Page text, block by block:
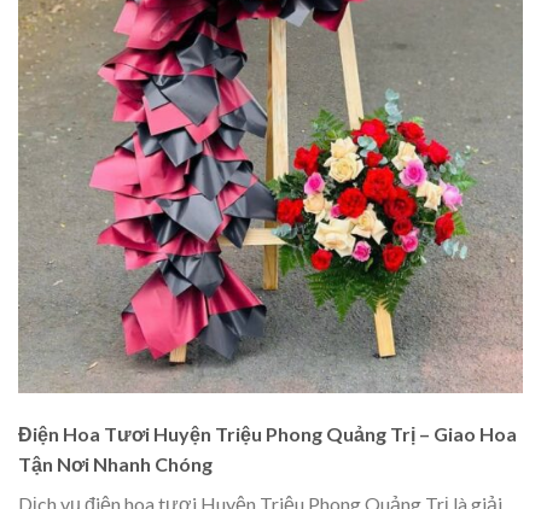
Điện Hoa Tươi Huyện Triệu Phong Quảng Trị – Giao Hoa
Tận Nơi Nhanh Chóng
Dịch vụ điện hoa tươi Huyện Triệu Phong Quảng Trị là giải